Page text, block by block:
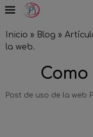
Inicio » Blog »
la web.
Como
Post de uso de la web